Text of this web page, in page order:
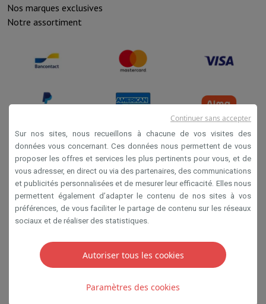
Nos marques exclusives
Notre assortiment
Conditions de vente
Privacy
Disclaimer
Cookies
SA HIFI international 2 Rue Läiteschbaach, 5324
Contern, G-D de Luxembourg - 00 128 297/101
TVA LU 190.388.17
Sur nos sites, nous recueillons à chacune de vos visites des
données vous concernant. Ces données nous permettent de vous
proposer les offres et services les plus pertinents pour vous, et de
vous adresser, en direct ou via des partenaires, des communications
et publicités personnalisées et de mesurer leur efficacité. Elles nous
permettent également d’adapter le contenu de nos sites à vos
préférences, de vous faciliter le partage de contenu sur les réseaux
sociaux et de réaliser des statistiques.
Autoriser tous les cookies
Paramètres des cookies
Continuer sans accepter